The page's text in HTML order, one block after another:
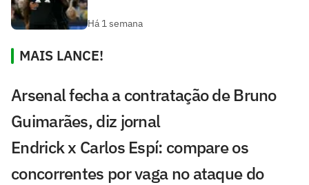
Há 1 semana
MAIS LANCE!
Arsenal fecha a contratação de Bruno
Guimarães, diz jornal
Endrick x Carlos Espí: compare os
concorrentes por vaga no ataque do